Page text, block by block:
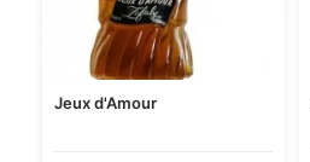
Jeux d'Amour